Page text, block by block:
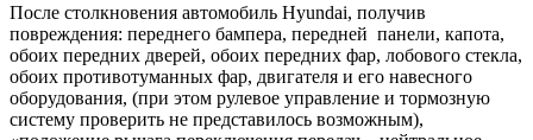
После столкновения автомобиль Hyundai, получив
повреждения: переднего бампера, передней панели, капота,
обоих передних дверей, обоих передних фар, лобового стекла,
обоих противотуманных фар, двигателя и его навесного
оборудования, (при этом рулевое управление и тормозную
систему проверить не представилось возможным),